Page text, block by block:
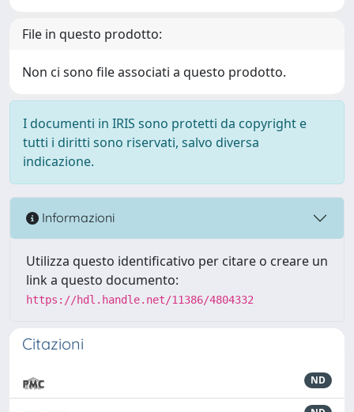
File in questo prodotto:
Non ci sono file associati a questo prodotto.
I documenti in IRIS sono protetti da copyright e
tutti i diritti sono riservati, salvo diversa
indicazione.
Informazioni
Utilizza questo identificativo per citare o creare un
link a questo documento:
https://hdl.handle.net/11386/4804332
Citazioni
ND